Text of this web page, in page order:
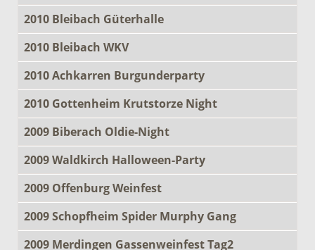
2010 Bleibach Güterhalle
2010 Bleibach WKV
2010 Achkarren Burgunderparty
2010 Gottenheim Krutstorze Night
2009 Biberach Oldie-Night
2009 Waldkirch Halloween-Party
2009 Offenburg Weinfest
2009 Schopfheim Spider Murphy Gang
2009 Merdingen Gassenweinfest Tag2